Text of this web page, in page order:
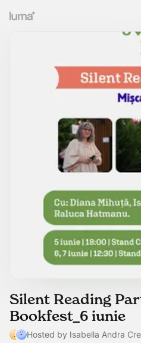
Silent Reading
Bookfest_6 iunie
Hosted by Isabella Andra